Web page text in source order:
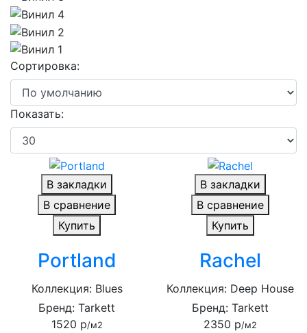
Сортировка:
Показать:
В закладки
В сравнение
Купить
Portland
Коллекция: Blues
Бренд: Tarkett
1520 р/м2
В закладки
В сравнение
Купить
Rachel
Коллекция: Deep House
Бренд: Tarkett
2350 р/м2